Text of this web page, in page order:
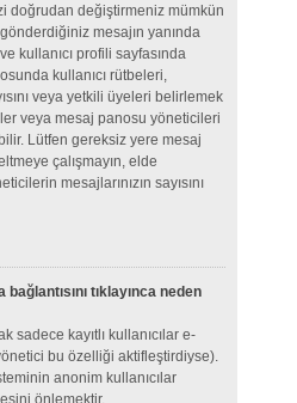
doğrudan değiştirmeniz mümkün
mesajın yanında
kullanıcı profili sayfasında
kullanıcı rütbeleri,
veya yetkili üyeleri belirlemek
veya mesaj panosu yöneticileri
Lütfen gereksiz yere mesaj
çalışmayın, elde
mesajlarınızın sayısını
tıklayınca neden
sadece kayıtlı kullanıcılar e-
bu özelliği aktifleştirdiyse).
anonim kullanıcılar
önlemektir.